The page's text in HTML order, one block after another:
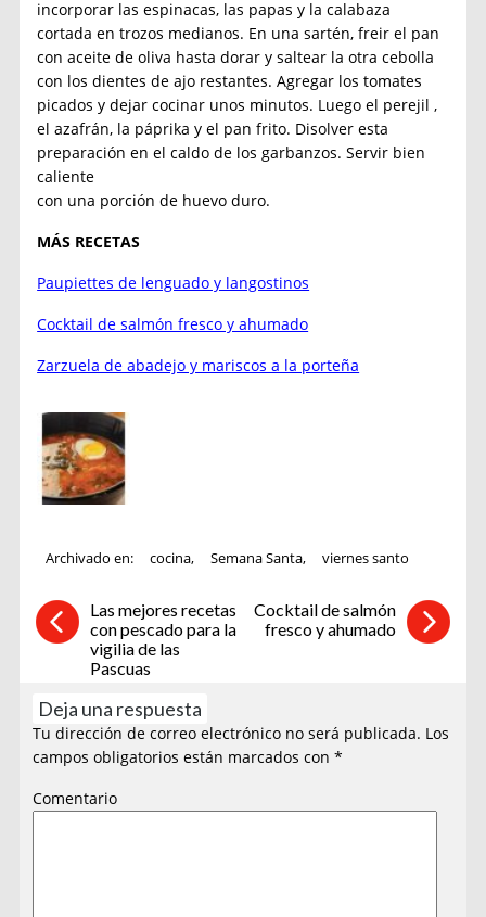
incorporar las espinacas, las papas y la calabaza
cortada en trozos medianos. En una sartén, freir el pan
con aceite de oliva hasta dorar y saltear la otra cebolla
con los dientes de ajo restantes. Agregar los tomates
picados y dejar cocinar unos minutos. Luego el perejil ,
el azafrán, la páprika y el pan frito. Disolver esta
preparación en el caldo de los garbanzos. Servir bien
caliente
con una porción de huevo duro.
MÁS RECETAS
Paupiettes de lenguado y langostinos
Cocktail de salmón fresco y ahumado
Zarzuela de abadejo y mariscos a la porteña
Archivado en: cocina, Semana Santa, viernes santo
Las mejores recetas
con pescado para la
vigilia de las
Pascuas
Cocktail de salmón
fresco y ahumado
Deja una respuesta
Tu dirección de correo electrónico no será publicada. Los
campos obligatorios están marcados con*
Comentario